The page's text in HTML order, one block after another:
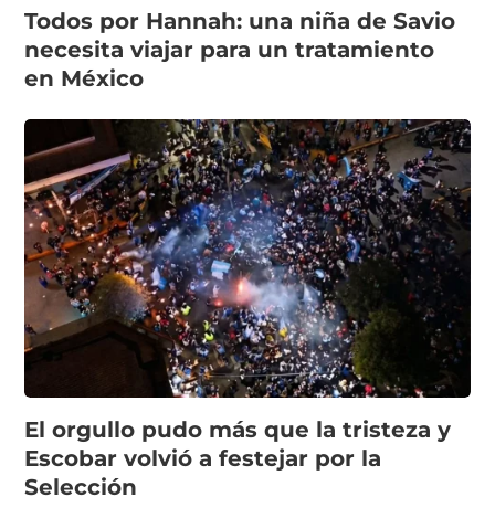
Todos por Hannah: una niña de Savio
necesita viajar para un tratamiento
en México
El orgullo pudo más que la tristeza y
Escobar volvió a festejar por la
Selección